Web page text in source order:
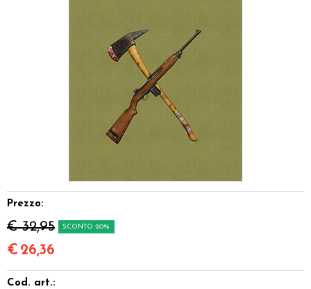
Giochi di Carte Collezionabili
Giocattoli e Gadget
Prezzo:
€ 32,95 SCONTO 20%
€ 26,36
Cod. art.: